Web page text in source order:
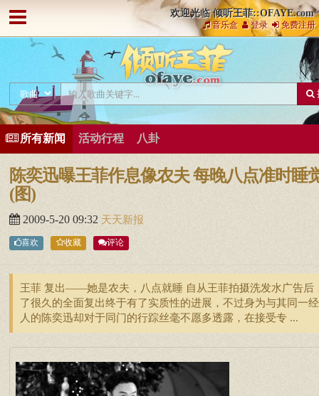
欢迎光临 倾听王菲::OFAYE.com
音乐盒 登录 免费注册
所有新闻 活动行程 八卦
陈奕迅曝王菲作息像农夫 每晚八点准时睡
(图)
2009-5-20 09:32 天天新报
喜欢 收藏 评论
王菲 复出――她是农夫，八点就睡 自从王菲拍摄洗发水广告后
了很久的全面复出终于有了实质性的进展，不过身为与其同一
人的陈奕迅却对于同门的行踪丝毫不愿多透露，在接受专 ...